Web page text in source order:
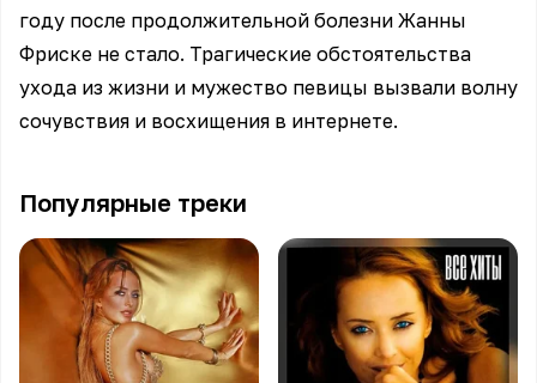
году после продолжительной болезни Жанны
Фриске не стало. Трагические обстоятельства
ухода из жизни и мужество певицы вызвали волну
сочувствия и восхищения в интернете.
Популярные треки